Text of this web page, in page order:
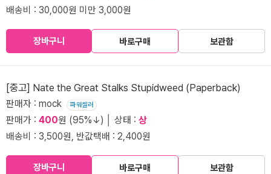
배송비 : 30,000원 미만 3,000원
장바구니 바로구매 보관함
[중고] Nate the Great Stalks Stupidweed (Paperback)
판매자 : mock 파워셀러
판매가 : 400원 (95%↓) │ 상태 : 상
배송비 : 3,500원, 반값택배 : 2,400원
장바구니 바로구매 보관함